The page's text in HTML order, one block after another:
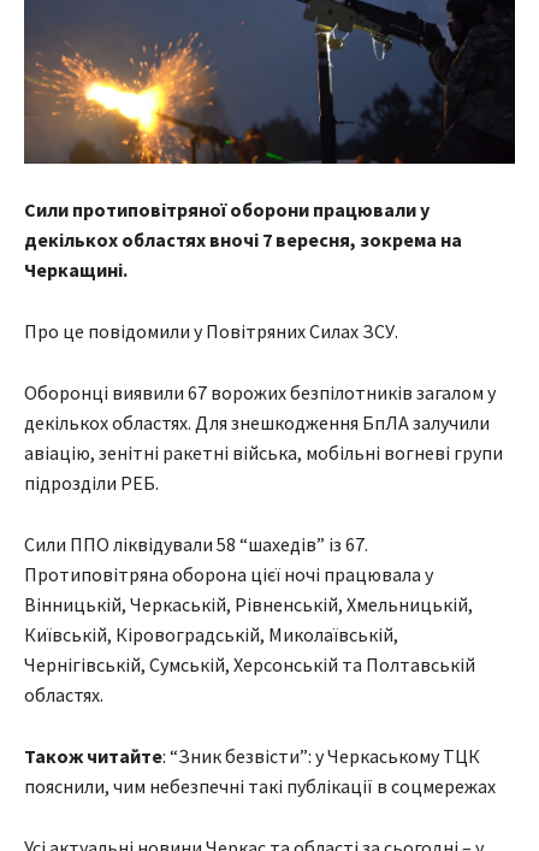
Сили протиповітряної оборони працювали у
декількох областях вночі 7 вересня, зокрема на
Черкащині.
Про це повідомили у Повітряних Силах ЗСУ.
Оборонці виявили 67 ворожих безпілотників загалом у
декількох областях. Для знешкодження БпЛА залучили
авіацію, зенітні ракетні війська, мобільні вогневі групи
підрозділи РЕБ.
Сили ППО ліквідували 58 “шахедів” із 67.
Протиповітряна оборона цієї ночі працювала у
Вінницькій, Черкаській, Рівненській, Хмельницькій,
Київській, Кіровоградській, Миколаївській,
Чернігівській, Сумській, Херсонській та Полтавській
областях.
Також читайте: “Зник безвісти”: у Черкаському ТЦК
пояснили, чим небезпечні такі публікації в соцмережах